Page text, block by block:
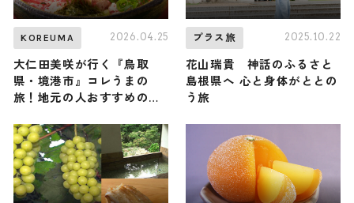
KOREUMA 2026.04.25
大仁田美咲が行く『鳥取
県・境港市』コレうまの
旅！地元の人おすすめのご
4月25日放送
プラス旅 2025.10.22
花山瑞貴 神話のふるさと
島根県へ 心と身体がととの
う旅